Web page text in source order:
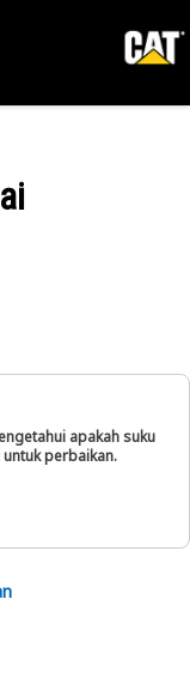
apakah suku
perbaikan.